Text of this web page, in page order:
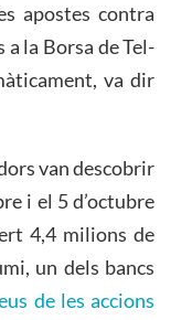
apostes contra
la Borsa de Tel-
va dir
van descobrir
i el 5 d’octubre
4,4 milions de
un dels bancs
de les accions